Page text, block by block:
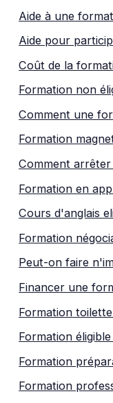
Aide à une
Aide pour
Coût de la
Formation non
Comment une
Formation
Comment arrêter
Formation en
Cours d'anglais
Formation
Peut-on faire
Financer une
Formation
Formation
Formation
Formation